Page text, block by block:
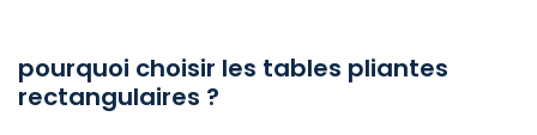
pourquoi choisir les tables pliantes
rectangulaires ?